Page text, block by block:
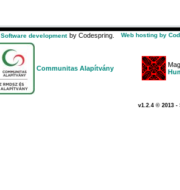
Software development by Codespring. Web hosting by
Communitas Alapítvány
v1.2.4 © 2013